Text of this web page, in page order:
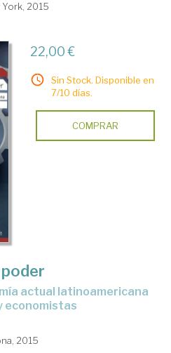
York, 2015
22,00 €
Sin Stock. Disponible en
7/10 días.
COMPRAR
economistas
2015